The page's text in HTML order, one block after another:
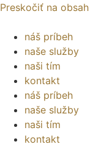
Preskočiť na obsah
náš príbeh
naše služby
naši tím
kontakt
náš príbeh
naše služby
naši tím
kontakt